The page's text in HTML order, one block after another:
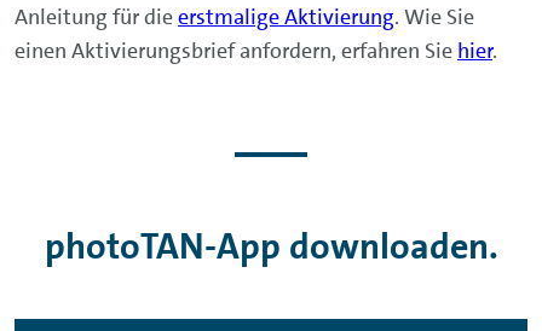
Anleitung für dieerstmalige Aktivierung. Wie Sie
einen Aktivierungsbrief anfordern, erfahren Sie hier.
photoTAN-App downloaden.